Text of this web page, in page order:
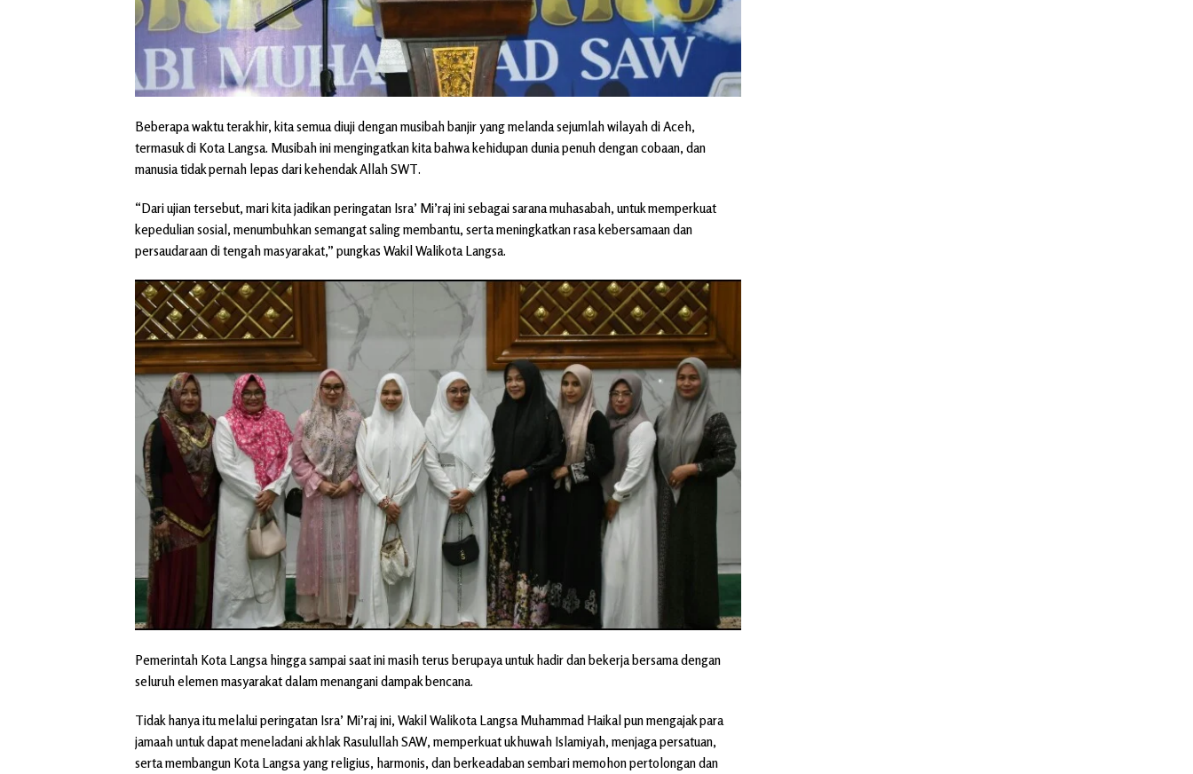
Beberapa waktu terakhir, kita semua diuji dengan musibah banjir yang melanda sejumlah wilayah di Aceh,
termasuk di Kota Langsa. Musibah ini mengingatkan kita bahwa kehidupan dunia penuh dengan cobaan, dan
manusia tidak pernah lepas dari kehendak Allah SWT.
“Dari ujian tersebut, mari kita jadikan peringatan Isra’ Mi’raj ini sebagai sarana muhasabah, untuk memperkuat
kepedulian sosial, menumbuhkan semangat saling membantu, serta meningkatkan rasa kebersamaan dan
persaudaraan di tengah masyarakat,” pungkas Wakil Walikota Langsa.
Pemerintah Kota Langsa hingga sampai saat ini masih terus berupaya untuk hadir dan bekerja bersama dengan
seluruh elemen masyarakat dalam menangani dampak bencana.
Tidak hanya itu melalui peringatan Isra’ Mi’raj ini, Wakil Walikota Langsa Muhammad Haikal pun mengajak para
jamaah untuk dapat meneladani akhlak Rasulullah SAW, memperkuat ukhuwah Islamiyah, menjaga persatuan,
serta membangun Kota Langsa yang religius, harmonis, dan berkeadaban sembari memohon pertolongan dan